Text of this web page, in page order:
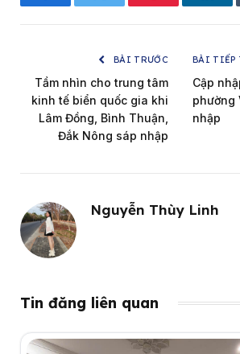
FacebookTwitter Pinterest
BÀI TRƯỚC
Tầm nhìn cho trung tâm
kinh tế biển quốc gia khi
Lâm Đồng, Bình Thuận,
Đắk Nông sáp nhập
BÀI TIẾP
Cập
phường
nhập
Nguyễn Thùy Linh
Tin đăng liên quan